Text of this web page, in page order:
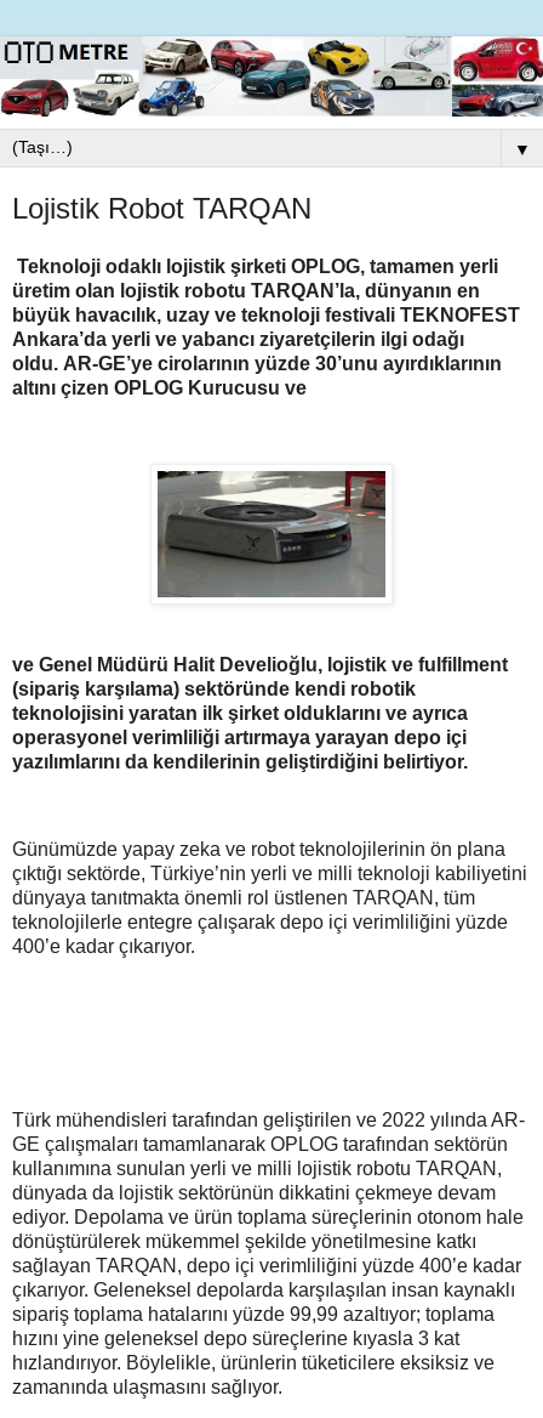
▼
Lojistik Robot TARQAN
Teknoloji odaklı lojistik şirketi OPLOG, tamamen yerli
üretim olan lojistik robotu TARQAN’la, dünyanın en
büyük havacılık, uzay ve teknoloji festivali TEKNOFEST
Ankara’da yerli ve yabancı ziyaretçilerin ilgi odağı
oldu. AR-GE’ye cirolarının yüzde 30’unu ayırdıklarının
altını çizen OPLOG Kurucusu ve
ve Genel Müdürü Halit Develioğlu, lojistik ve fulfillment
(sipariş karşılama) sektöründe kendi robotik
teknolojisini yaratan ilk şirket olduklarını ve ayrıca
operasyonel verimliliği artırmaya yarayan depo içi
yazılımlarını da kendilerinin geliştirdiğini belirtiyor.
Günümüzde yapay zeka ve robot teknolojilerinin ön plana
çıktığı sektörde, Türkiye’nin yerli ve milli teknoloji kabiliyetini
dünyaya tanıtmakta önemli rol üstlenen TARQAN, tüm
teknolojilerle entegre çalışarak depo içi verimliliğini yüzde
400’e kadar çıkarıyor.
Türk mühendisleri tarafından geliştirilen ve 2022 yılında AR-
GE çalışmaları tamamlanarak OPLOG tarafından sektörün
kullanımına sunulan yerli ve milli lojistik robotu TARQAN,
dünyada da lojistik sektörünün dikkatini çekmeye devam
ediyor. Depolama ve ürün toplama süreçlerinin otonom hale
dönüştürülerek mükemmel şekilde yönetilmesine katkı
sağlayan TARQAN, depo içi verimliliğini yüzde 400’e kadar
çıkarıyor. Geleneksel depolarda karşılaşılan insan kaynaklı
sipariş toplama hatalarını yüzde 99,99 azaltıyor; toplama
hızını yine geleneksel depo süreçlerine kıyasla 3 kat
hızlandırıyor. Böylelikle, ürünlerin tüketicilere eksiksiz ve
zamanında ulaşmasını sağlıyor.